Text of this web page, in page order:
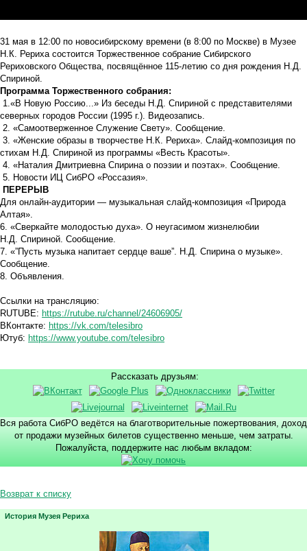
31 мая в 12:00 по новосибирскому времени (в 8:00 по Москве) в Музее
Н.К. Рериха состоится Торжественное собрание Сибирского
Рериховского Общества, посвящённое 115-летию со дня рождения Н.Д.
Спириной.
Программа Торжественного собрания:
1.«В Новую Россию...» Из беседы Н.Д. Спириной с представителями
северных городов России (1995 г.). Видеозапись.
2. «Самоотверженное Служение Свету». Сообщение.
3. «Женские образы в творчестве Н.К. Рериха». Слайд-композиция по
стихам Н.Д. Спириной из программы «Весть Красоты».
4. «Наталия Дмитриевна Спирина о поэзии и поэтах». Сообщение.
5. Новости ИЦ СибРО «Россазия».
ПЕРЕРЫВ
Для онлайн-аудитории — музыкальная слайд-композиция «Природа
Алтая».
6. «Сверкайте молодостью духа». О неугасимом жизнелюбии
Н.Д. Спириной. Сообщение.
7. «”Пусть музыка напитает сердце ваше”. Н.Д. Спирина о музыке».
Сообщение.
8. Объявления.
Ссылки на трансляцию:
RUTUBE: https://rutube.ru/channel/24606905/
ВКонтакте: https://vk.com/telesibro
Ютуб: https://www.youtube.com/telesibro
Рассказать друзьям:
Вся работа СибРО ведётся на благотворительные пожертвования, доход
от продажи музейных билетов существенно меньше, чем затраты.
Пожалуйста, поддержите нас любым вкладом:
Возврат к списку
История Музея Рериха